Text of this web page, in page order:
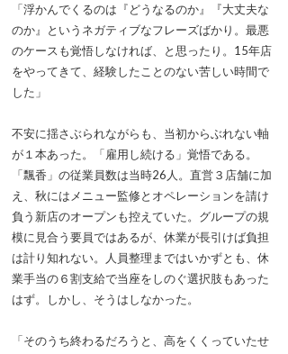
「浮かんでくるのは『どうなるのか』『大丈夫な
のか』というネガティブなフレーズばかり。最悪
のケースも覚悟しなければ、と思ったり。15年店
をやってきて、経験したことのない苦しい時間で
した」
不安に揺さぶられながらも、当初からぶれない軸
が１本あった。「雇用し続ける」覚悟である。
「飄香」の従業員数は当時26人。直営３店舗に加
え、秋にはメニュー監修とオペレーションを請け
負う新店のオープンも控えていた。グループの規
模に見合う要員ではあるが、休業が長引けば負担
は計り知れない。人員整理まではいかずとも、休
業手当の６割支給で当座をしのぐ選択肢もあった
はず。しかし、そうはしなかった。
「そのうち終わるだろうと、高をくくっていたせ